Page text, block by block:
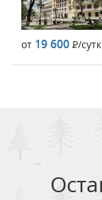
от 19 600 Р/